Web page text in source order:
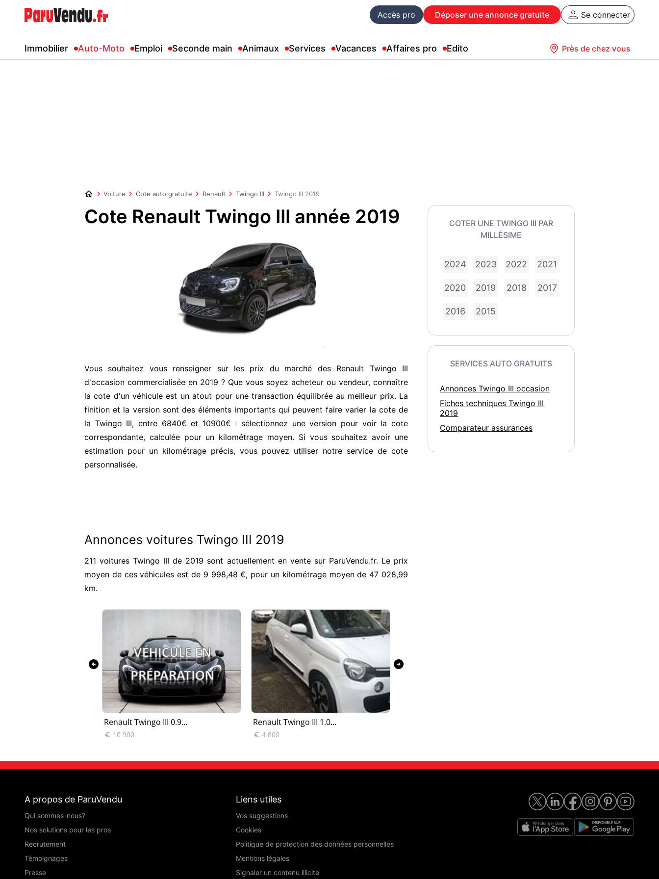
Accès pro Déposer une annonce gratuite Se connecter
Immobilier Auto-Moto Emploi Seconde main Animaux Services Vacances Affaires pro Edito Près de chez vous
Voiture Cote auto gratuite Renault Twingo III Twingo III 2019
Cote Renault Twingo III année 2019
Vous souhaitez vous renseigner sur les prix du marché des Renault Twingo III
d'occasion commercialisée en 2019 ? Que vous soyez acheteur ou vendeur, connaître
la cote d'un véhicule est un atout pour une transaction équilibrée au meilleur prix. La
finition et la version sont des éléments importants qui peuvent faire varier la cote de
la Twingo III, entre 6840€ et 10900€ : sélectionnez une version pour voir la cote
correspondante, calculée pour un kilométrage moyen. Si vous souhaitez avoir une
estimation pour un kilométrage précis, vous pouvez utiliser notre service de cote
personnalisée.
Annonces voitures Twingo III 2019
211 voitures Twingo III de 2019 sont actuellement en vente sur ParuVendu.fr. Le prix
moyen de ces véhicules est de 9 998,48 €, pour un kilométrage moyen de 47 028,99
km.
Renault Twingo III 0.9...
 10 900
Renault Twingo III 1.0...
 4 800
arrow_circle_left arrow_circle_right
COTER UNE TWINGO III PAR
MILLÉSIME
2024 2023 2022 2021
2020 2019 2018 2017
2016 2015
SERVICES AUTO GRATUITS
Annonces Twingo III occasion
Fiches techniques Twingo III
2019
Comparateur assurances
A propos de ParuVendu
Qui sommes-nous?
Nos solutions pour les pros
Recrutement
Témoignages
Presse
Liens utiles
Vos suggestions
Cookies
Politique de protection des données personnelles
Mentions légales
Signaler un contenu illicite